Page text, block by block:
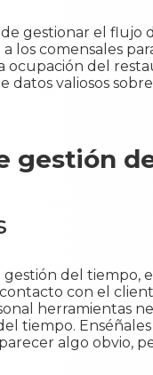
gestionar el flujo
los comensales
ocupación del
valiosos
gestión
del tiempo,
con el
herramientas
tiempo.
algo obvio,